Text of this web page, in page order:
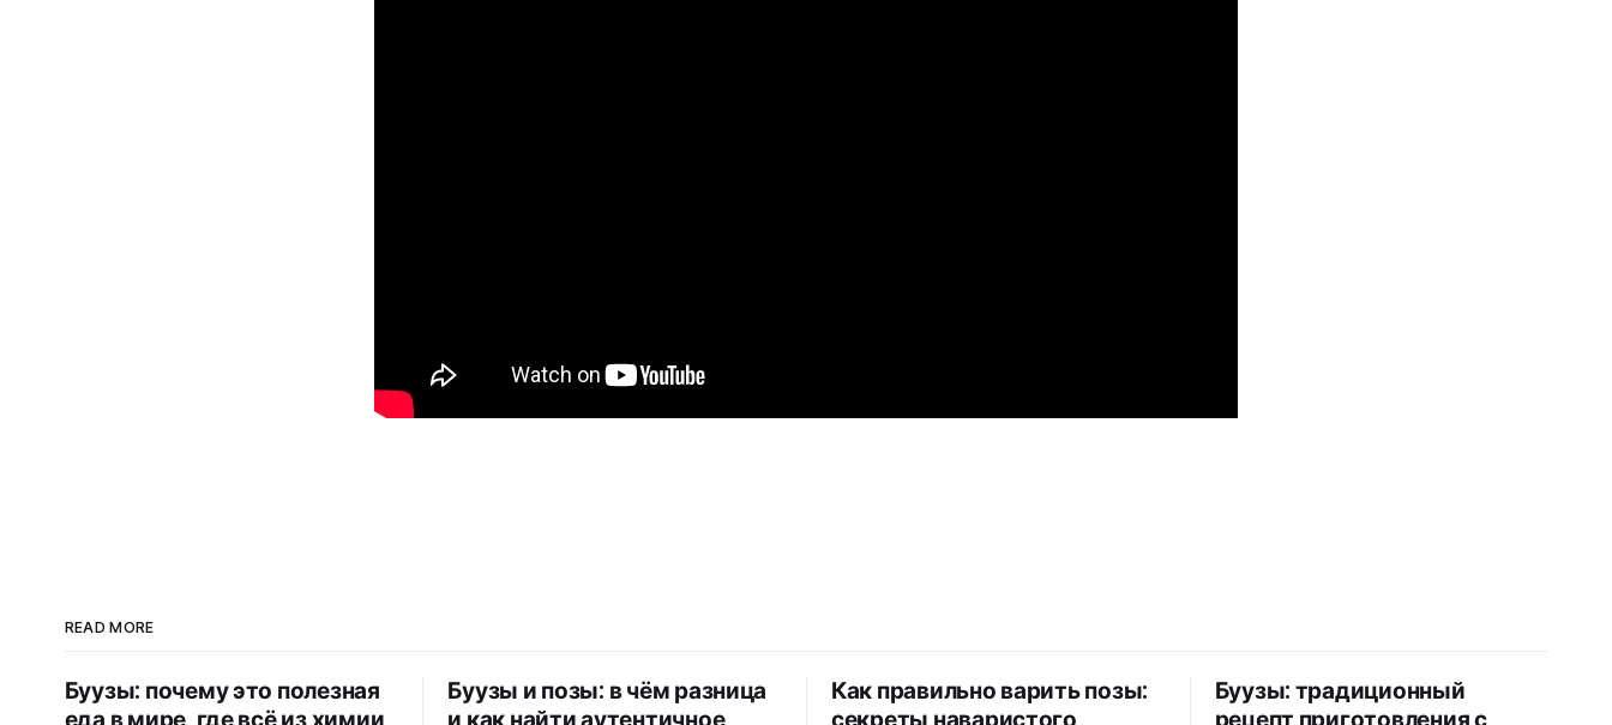
READ MORE
Буузы: почему это полезная
Буузы и позы: в чём разница
Как правильно варить позы:
Буузы: традиционный